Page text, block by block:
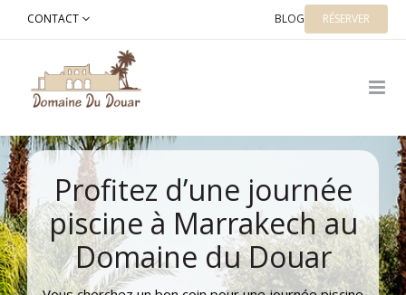
CONTACT BLOG RÉSERVER
Profitez d’une journée
piscine à Marrakech au
Domaine du Douar